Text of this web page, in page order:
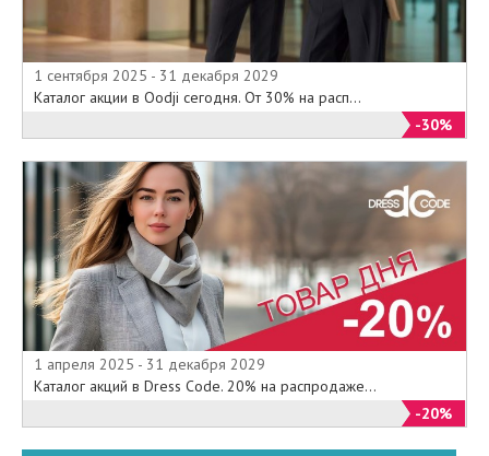
1 сентября 2025 - 31 декабря 2029
Каталог акции в Oodji сегодня. От 30% на расп...
-30%
1 апреля 2025 - 31 декабря 2029
Каталог акций в Dress Code. 20% на распродаже...
-20%